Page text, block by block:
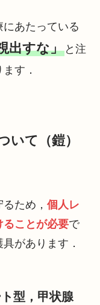
あたっている
出すな」と注
す．
いて（鎧）
ため， 個人レ
ることが必要で
があります．
型，甲状腺